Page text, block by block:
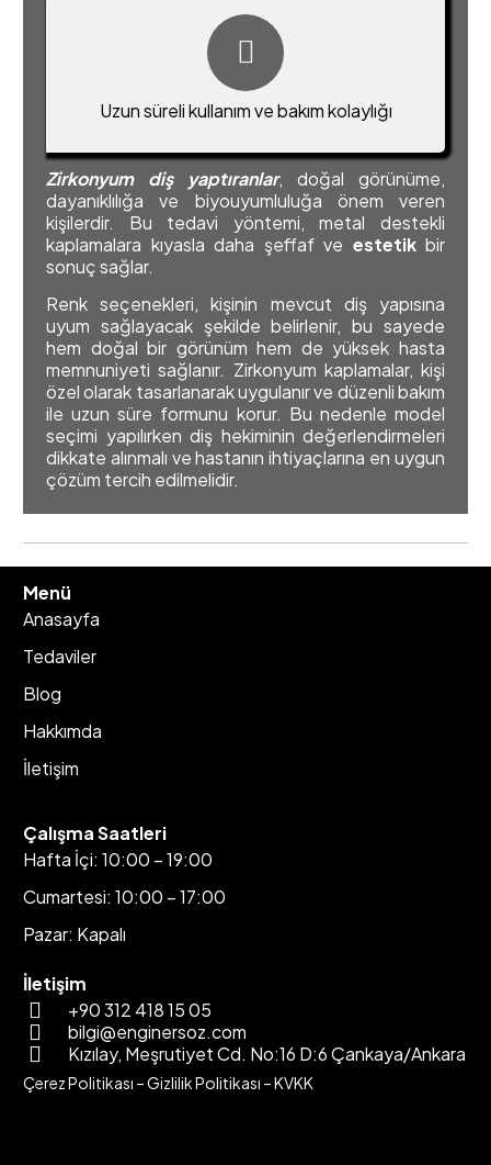
Uzun süreli kullanım ve bakım kolaylığı
Zirkonyum diş yaptıranlar, doğal görünüme,
dayanıklılığa ve biyouyumluluğa önem veren
kişilerdir. Bu tedavi yöntemi, metal destekli
kaplamalara kıyasla daha şeffaf ve estetik bir
sonuç sağlar.
Renk seçenekleri, kişinin mevcut diş yapısına
uyum sağlayacak şekilde belirlenir, bu sayede
hem doğal bir görünüm hem de yüksek hasta
memnuniyeti sağlanır. Zirkonyum kaplamalar, kişi
özel olarak tasarlanarak uygulanır ve düzenli bakım
ile uzun süre formunu korur. Bu nedenle model
seçimi yapılırken diş hekiminin değerlendirmeleri
dikkate alınmalı ve hastanın ihtiyaçlarına en uygun
çözüm tercih edilmelidir.
Menü
Anasayfa
Tedaviler
Blog
Hakkımda
İletişim
Çalışma Saatleri
Hafta İçi: 10:00 – 19:00
Cumartesi: 10:00 – 17:00
Pazar: Kapalı
İletişim
+90 312 418 15 05
bilgi@enginersoz.com
Kızılay, Meşrutiyet Cd. No:16 D:6 Çankaya/Ankara
Çerez Politikası –Gizlilik Politikası –KVKK